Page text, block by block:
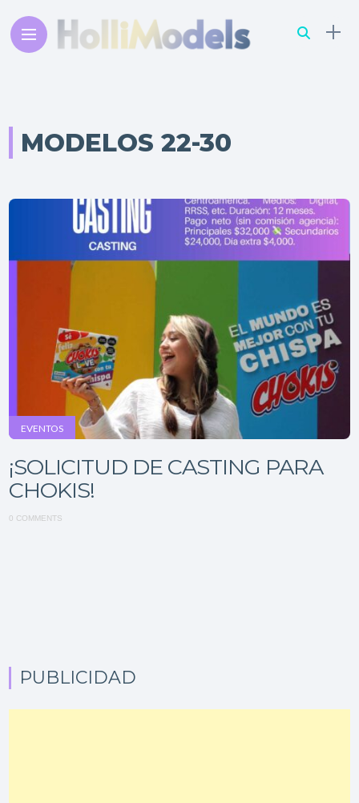
MODELOS 22-30
EVENTOS
¡SOLICITUD DE CASTING PARA
CHOKIS!
0 COMMENTS
PUBLICIDAD